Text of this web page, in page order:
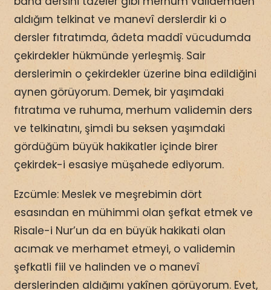
aldığım telkinat ve manevî derslerdir ki o
dersler fıtratımda, âdeta maddî vücudumda
çekirdekler hükmünde yerleşmiş. Sair
derslerimin o çekirdekler üzerine bina edildiğini
aynen görüyorum. Demek, bir yaşımdaki
fıtratıma ve ruhuma, merhum validemin ders
ve telkinatını, şimdi bu seksen yaşımdaki
gördüğüm büyük hakikatler içinde birer
çekirdek-i esasiye müşahede ediyorum.
Ezcümle: Meslek ve meşrebimin dört
esasından en mühimmi olan şefkat etmek ve
Risale-i Nur’un da en büyük hakikati olan
acımak ve merhamet etmeyi, o validemin
şefkatli fiil ve halinden ve o manevî
derslerinden aldığımı yakînen görüyorum. Evet,